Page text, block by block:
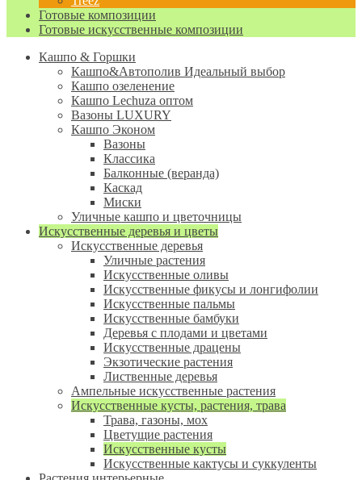
Готовые композиции
Готовые искусственные композиции
Кашпо & Горшки
Кашпо&Автополив Идеальный выбор
Кашпо озеленение
Кашпо Lechuza оптом
Вазоны LUXURY
Кашпо Эконом
Вазоны
Классика
Балконные (веранда)
Каскад
Миски
Уличные кашпо и цветочницы
Искусственные деревья и цветы
Искусственные деревья
Уличные растения
Искусственные оливы
Искусственные фикусы и лонгифолии
Искусственные пальмы
Искусственные бамбуки
Деревья с плодами и цветами
Искусственные драцены
Экзотические растения
Лиственные деревья
Ампельные искусственные растения
Искусственные кусты, растения, трава
Трава, газоны, мох
Цветущие растения
Искусственные кусты
Искусственные кактусы и суккуленты